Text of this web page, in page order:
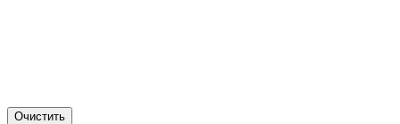
Очистить